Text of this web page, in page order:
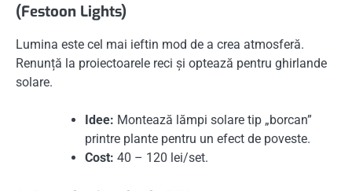
(Festoon Lights)
Lumina este cel mai ieftin mod de a crea atmosferă.
Renunță la proiectoarele reci și optează pentru ghirlande
solare.
Idee: Montează lămpi solare tip „borcan”
printre plante pentru un efect de poveste.
Cost: 40 – 120 lei/set.